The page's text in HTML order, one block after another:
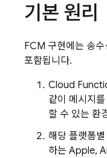
기본 원리
FCM 구현에는 송
포함됩니다.
Cloud
같이 메시지
할 수 있는 환
해당 플랫폼
하는 Apple,